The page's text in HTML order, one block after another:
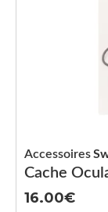
Cache
Accessoires
16.00